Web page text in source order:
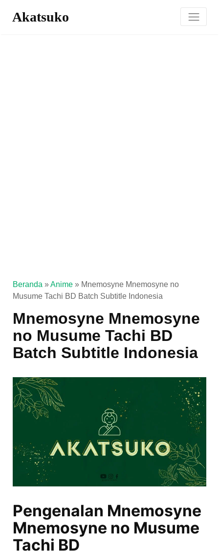
Akatsuko
Beranda »Anime » Mnemosyne Mnemosyne no
Musume Tachi BD Batch Subtitle Indonesia
Mnemosyne Mnemosyne
no Musume Tachi BD
Batch Subtitle Indonesia
Pengenalan Mnemosyne
Mnemosyne no Musume
Tachi BD